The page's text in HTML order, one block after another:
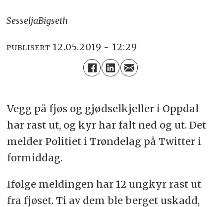
SesseljaBigseth
PUBLISERT 12.05.2019 - 12:29
Vegg på fjøs og gjødselkjeller i Oppdal
har rast ut, og kyr har falt ned og ut. Det
melder Politiet i Trøndelag på Twitter i
formiddag.
Ifølge meldingen har 12 ungkyr rast ut
fra fjøset. Ti av dem ble berget uskadd,